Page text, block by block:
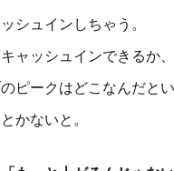
シュインしちゃう。
ャッシュインできるか
ピークはどこなんだとい
かないと。